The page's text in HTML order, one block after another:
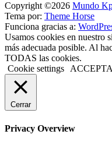
Copyright ©2026 Mundo
Tema por: Theme Horse
Funciona gracias a:
Usamos cookies en nuestro
más adecuada posible. Al
TODAS las cookies.
Cookie settings
Cerrar
Privacy Overview